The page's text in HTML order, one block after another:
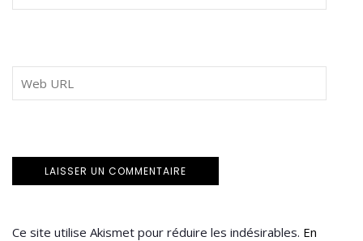
Ce site utilise Akismet pour réduire les indésirables. En